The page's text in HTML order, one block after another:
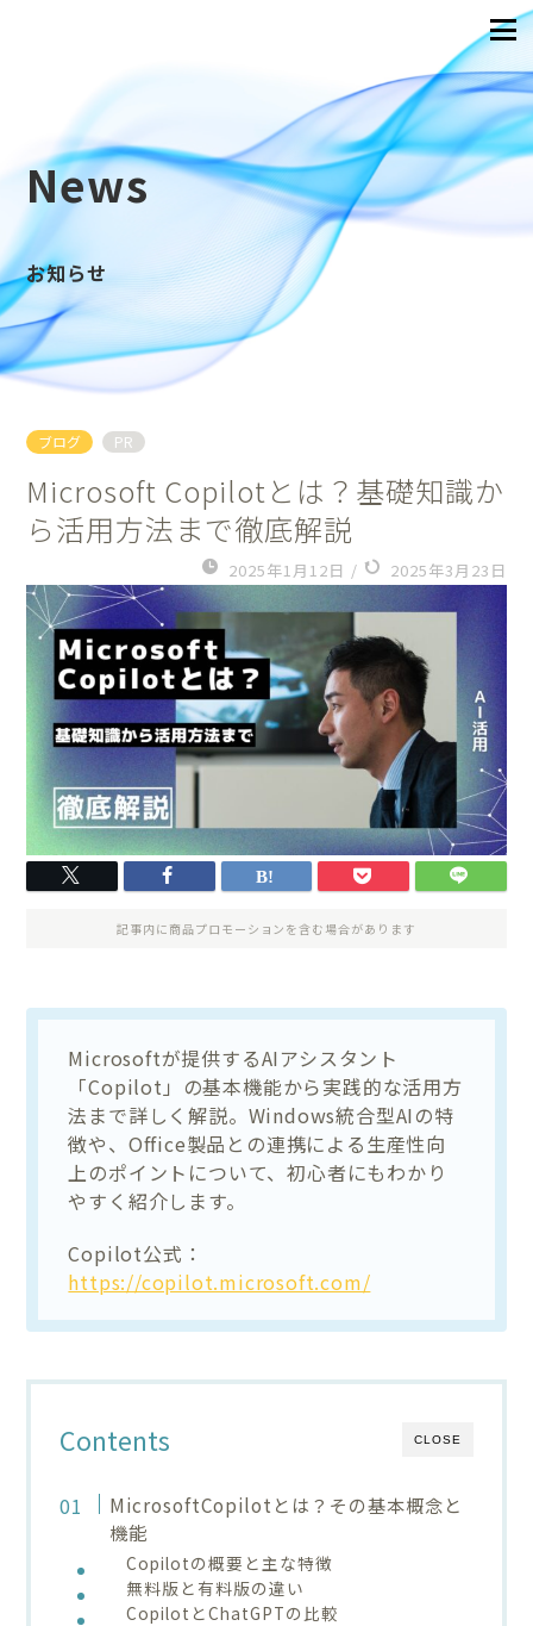
News
お知らせ
ブログ PR
Microsoft Copilotとは？基礎知識か
ら活用方法まで徹底解説
2025年1月12日 / 2025年3月23日
記事内に商品プロモーションを含む場合があります
Microsoftが提供するAIアシスタント
「Copilot」の基本機能から実践的な活用方
法まで詳しく解説。Windows統合型AIの特
徴や、Office製品との連携による生産性向
上のポイントについて、初心者にもわかり
やすく紹介します。
Copilot公式：
https://copilot.microsoft.com/
CLOSE
Contents
MicrosoftCopilotとは？その基本概念と
機能
Copilotの概要と主な特徴
無料版と有料版の違い
CopilotとChatGPTの比較